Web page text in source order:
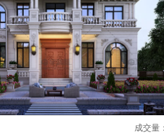
成交量